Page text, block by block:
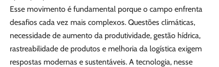
Esse movimento é fundamental porque o campo enfrenta
desafios cada vez mais complexos. Questões climáticas,
necessidade de aumento da produtividade, gestão hídrica,
rastreabilidade de produtos e melhoria da logística exigem
respostas modernas e sustentáveis. A tecnologia, nesse